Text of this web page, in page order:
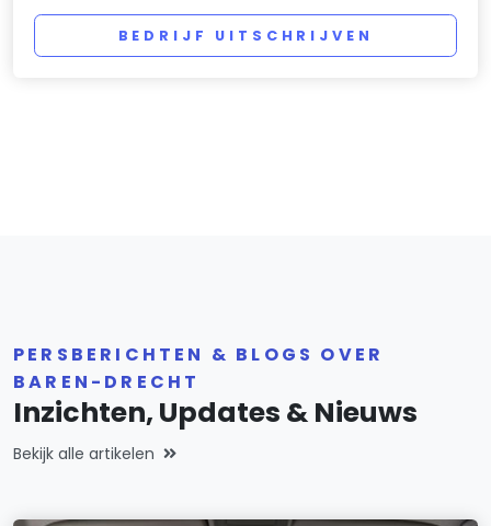
BEDRIJF UITSCHRIJVEN
PERSBERICHTEN & BLOGS OVER
BAREN-DRECHT
Inzichten, Updates & Nieuws
Bekijk alle artikelen